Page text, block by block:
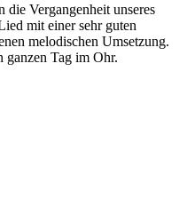
Vergangenheit unseres
mit einer sehr guten
melodischen Umsetzung.
ganzen Tag im Ohr.